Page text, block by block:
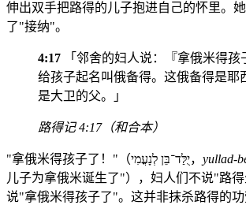
伸出双手把路得的儿子抱进自己的怀里。
了"接纳"。
4:17 「邻舍的妇人说：『拿俄米得孩
给孩子起名叫俄备得。这俄备得是耶
是大卫的父。」
路得记 4:17（和合本）
"拿俄米得孩子了！"（יֻלַּד־בֵּן לְנָעֳמִי， yullad-
儿子为拿俄米诞生了"），妇人们不说"路
说"拿俄米得孩子了"。这并非抹杀路得的